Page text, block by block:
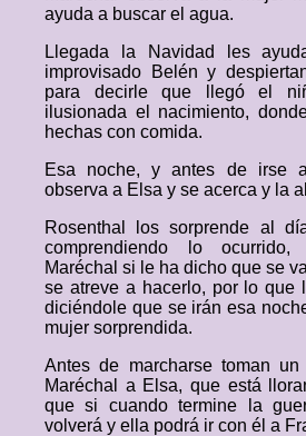
ayuda a buscar el agua.
Llegada la Navidad les
improvisado Belén y
para decirle que llegó el
ilusionada el nacimiento,
hechas con comida.
Esa noche, y antes de irse a
observa a Elsa y se acerca y la
Rosenthal los sorprende al
comprendiendo lo ocurrido,
Maréchal si le ha dicho que se
se atreve a hacerlo, por lo que
diciéndole que se irán esa
mujer sorprendida.
Antes de marcharse toman
Maréchal a Elsa, que está
que si cuando termine la
volverá y ella podrá ir con él a